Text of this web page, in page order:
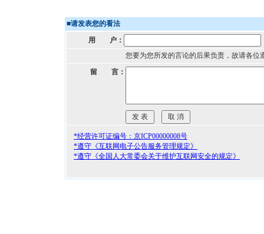
■请发表您的看法
用 户：
您要为您所发的言论的后果负责，故请各位
留 言：
*经营许可证编号：京ICP00000008号
*遵守《互联网电子公告服务管理规定》
*遵守《全国人大常委会关于维护互联网安全的规定》